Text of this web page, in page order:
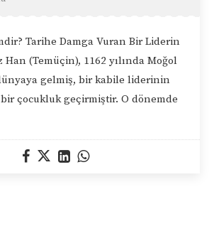
Tarihe Damga Vuran Bir Liderin
Han (Temüçin), 1162 yılında Moğol
gelmiş, bir kabile liderinin
çocukluk geçirmiştir. O dönemde